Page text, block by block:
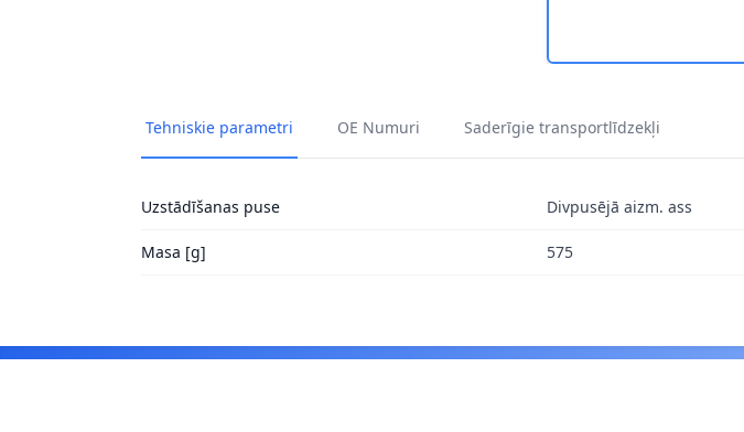
Tehniskie parametri OE Numuri Saderīgie transportlīdzekļi
Uzstādīšanas puse Divpusējā aizm. ass
Masa [g] 575